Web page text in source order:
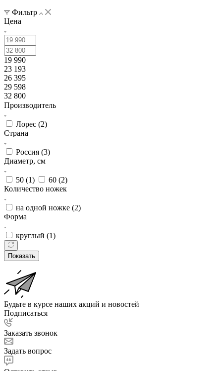
Фильтр
Цена
19 990
23 193
26 395
29 598
32 800
Производитель
Лорес (2)
Страна
Россия (3)
Диаметр, см
50 (1) 60 (2)
Количество ножек
на одной ножке (2)
Форма
круглый (1)
Показать
Будьте в курсе наших акций и новостей
Подписаться
Заказать звонок
Задать вопрос